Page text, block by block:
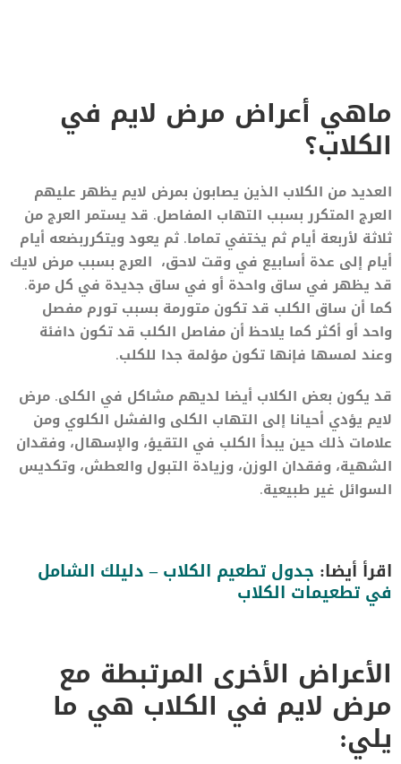
ماهي أعراض مرض لايم في
الكلاب؟
العديد من الكلاب الذين يصابون بمرض لايم يظهر عليهم
العرج المتكرر بسبب التهاب المفاصل. قد يستمر العرج من
ثلاثة لأربعة أيام ثم يختفي تماما. ثم يعود ويتكرربضعه أيام
أيام إلى عدة أسابيع في وقت لاحق، العرج بسبب مرض لايك
قد يظهر في ساق واحدة أو في ساق جديدة في كل مرة.
كما أن ساق الكلب قد تكون متورمة بسبب تورم مفصل
واحد أو أكثر كما يلاحظ أن مفاصل الكلب قد تكون دافئة
وعند لمسها فإنها تكون مؤلمة جدا للكلب.
قد يكون بعض الكلاب أيضا لديهم مشاكل في الكلى. مرض
لايم يؤدي أحيانا إلى التهاب الكلى والفشل الكلوي ومن
علامات ذلك حين يبدأ الكلب في التقيؤ، والإسهال، وفقدان
الشهية، وفقدان الوزن، وزيادة التبول والعطش، وتكديس
السوائل غير طبيعية.
اقرأ أيضا: جدول تطعيم الكلاب – دليلك الشامل
في تطعيمات الكلاب
الأعراض الأخرى المرتبطة مع
مرض لايم في الكلاب هي ما
يلي: